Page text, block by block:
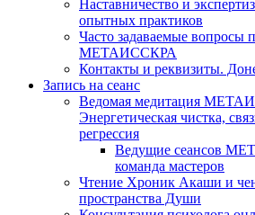
Наставничество и
опытных практиков
Часто задаваемые вопросы
МЕТАИССКРА
Контакты и реквизиты.
Запись на сеанс
Ведомая медитация
Энергетическая чистка,
регрессия
Ведущие сеансов
команда мастеров
Чтение Хроник Акаши и
пространства Души